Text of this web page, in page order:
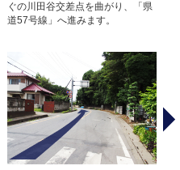
ぐの川田谷交差点を曲がり、「県
道57号線」へ進みます。